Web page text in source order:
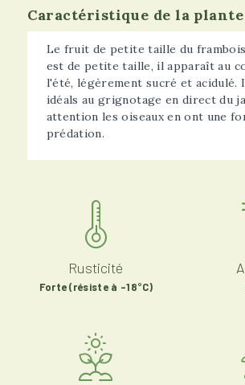
Caractéristique de la plante
Le fruit de petite taille du
est de petite taille, il apparaît au
l'été, légèrement sucré et acidulé.
idéals au grignotage en direct du
attention les oiseaux en ont une
prédation.
Rusticité
Forte (résiste à -18°C)